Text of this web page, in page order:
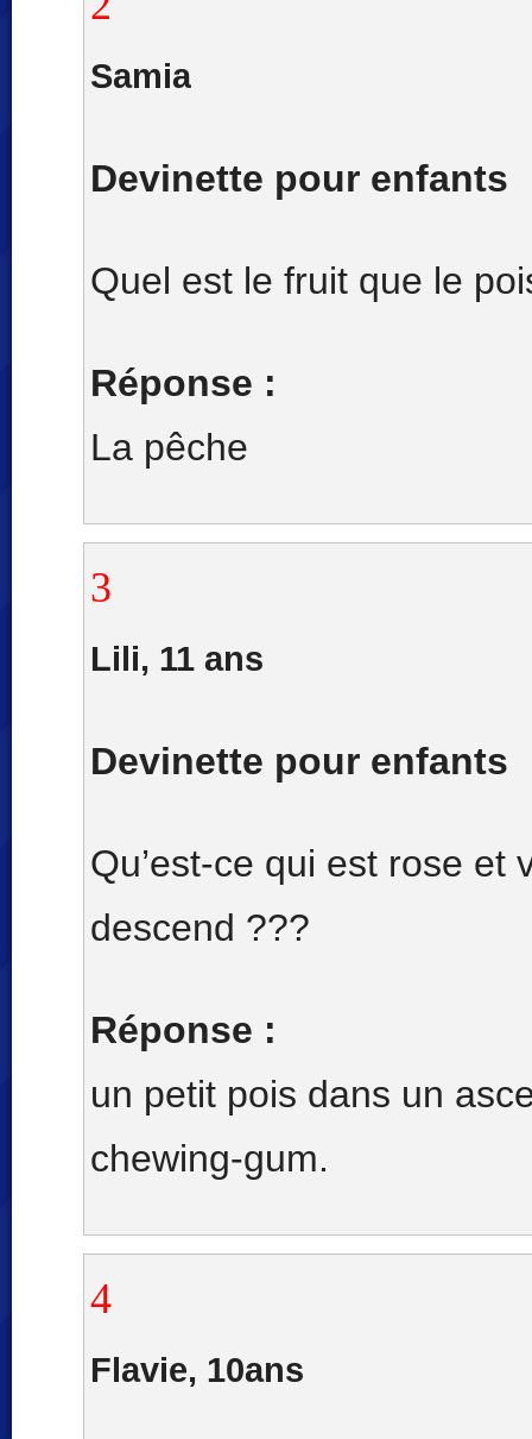
Samia
Devinette pour enfants
Quel est le fruit que le
Réponse :
La pêche
3
Lili, 11 ans
Devinette pour enfants
Qu’est-ce qui est rose et
descend ???
Réponse :
un petit pois dans un
chewing-gum.
4
Flavie, 10ans